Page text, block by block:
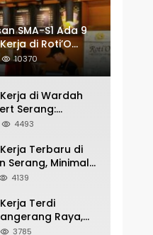
SMA-S1 Ada 9
di Roti’O
Jabar, Banten
10370
di Wardah
Serang:
dengan Tim
4493
Terbaru di
Serang, Minimal
SMK Sederajat
4139
Terdi
Raya,
SMA SMK
3785